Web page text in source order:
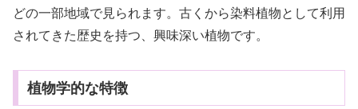
どの一部地域で見られます。古くから染料植物として利用
されてきた歴史を持つ、興味深い植物です。
植物学的な特徴